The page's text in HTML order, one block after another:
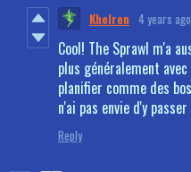
Khelren 4 years ago
Cool! The Sprawl m'a
plus généralement
planifier comme des
n'ai pas envie d'y
Reply